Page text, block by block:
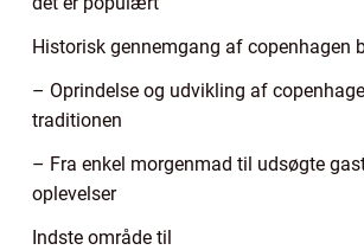
Historisk gennemgang af copenhagen
– Oprindelse og udvikling af
traditionen
– Fra enkel morgenmad til udsøgte
oplevelser
Indste område til